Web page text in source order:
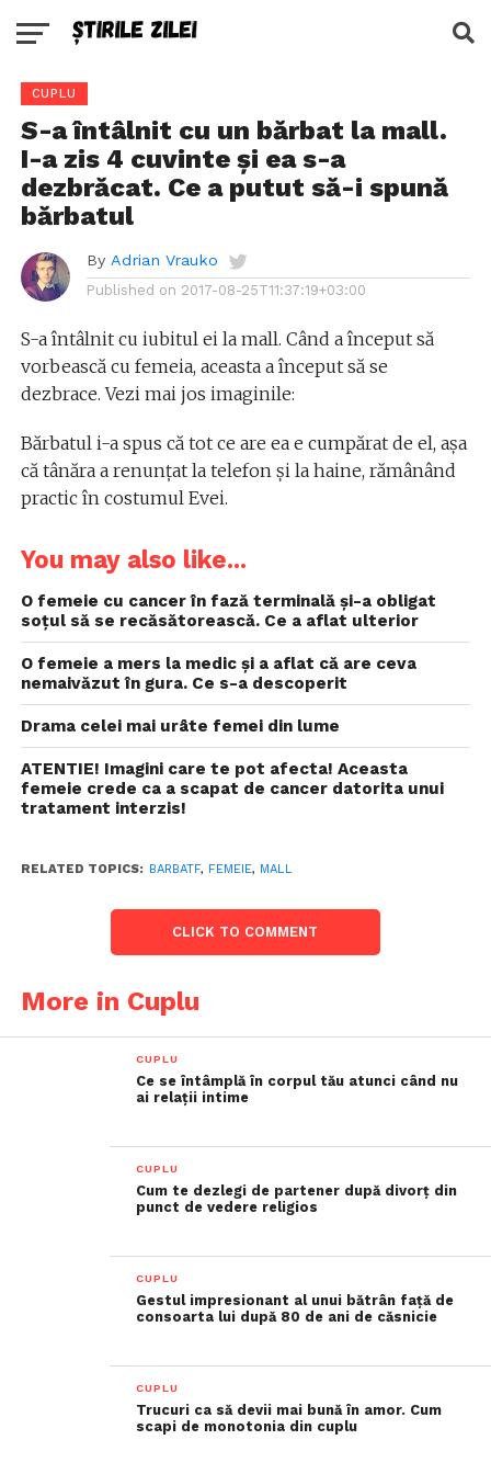
CUPLU
S-a întâlnit cu un bărbat la mall.
I-a zis 4 cuvinte și ea s-a
dezbrăcat. Ce a putut să-i spună
bărbatul
By Adrian Vrauko
Published on 2017-08-25T11:37:19+03:00
S-a întâlnit cu iubitul ei la mall. Când a început să
vorbească cu femeia, aceasta a început să se
dezbrace. Vezi mai jos imaginile:
Bărbatul i-a spus că tot ce are ea e cumpărat de el, așa
că tânăra a renunțat la telefon și la haine, rămânând
practic în costumul Evei.
You may also like...
O femeie cu cancer în fază terminală și-a obligat
soțul să se recăsătorească. Ce a aflat ulterior
O femeie a mers la medic și a aflat că are ceva
nemaivăzut în gura. Ce s-a descoperit
Drama celei mai urâte femei din lume
ATENTIE! Imagini care te pot afecta! Aceasta
femeie crede ca a scapat de cancer datorita unui
tratament interzis!
RELATED TOPICS: BARBATF, FEMEIE, MALL
CLICK TO COMMENT
More in Cuplu
CUPLU
Ce se întâmplă în corpul tău atunci când nu
ai relații intime
CUPLU
Cum te dezlegi de partener după divorț din
punct de vedere religios
CUPLU
Gestul impresionant al unui bătrân față de
consoarta lui după 80 de ani de căsnicie
CUPLU
Trucuri ca să devii mai bună în amor. Cum
scapi de monotonia din cuplu